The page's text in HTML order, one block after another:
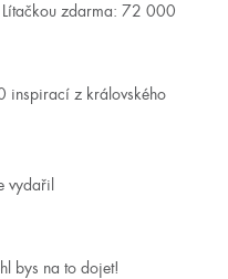
zdarma: 72 000
inspirací z královského
vydařil
bys na to dojet!